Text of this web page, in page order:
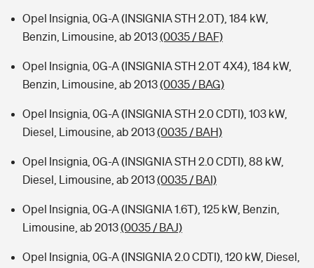
Opel Insignia, 0G-A (INSIGNIA STH 2.0T), 184 kW,
Benzin, Limousine, ab 2013(0035 / BAF)
Opel Insignia, 0G-A (INSIGNIA STH 2.0T 4X4), 184 kW,
Benzin, Limousine, ab 2013(0035 / BAG)
Opel Insignia, 0G-A (INSIGNIA STH 2.0 CDTI), 103 kW,
Diesel, Limousine, ab 2013(0035 / BAH)
Opel Insignia, 0G-A (INSIGNIA STH 2.0 CDTI), 88 kW,
Diesel, Limousine, ab 2013(0035 / BAI)
Opel Insignia, 0G-A (INSIGNIA 1.6T), 125 kW, Benzin,
Limousine, ab 2013(0035 / BAJ)
Opel Insignia, 0G-A (INSIGNIA 2.0 CDTI), 120 kW, Diesel,